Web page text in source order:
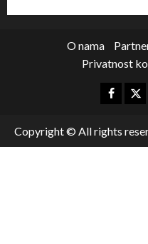
O nama
Privatnost
Copyright © All rights